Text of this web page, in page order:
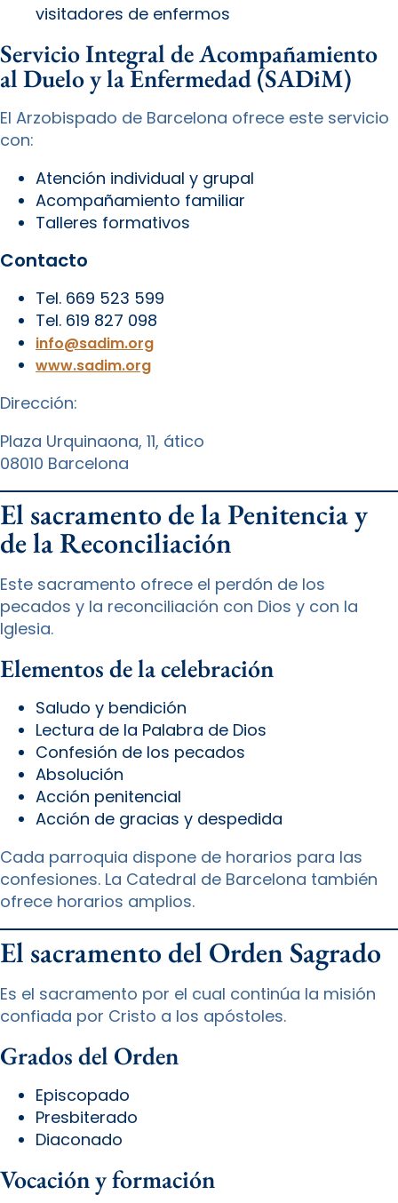
visitadores de enfermos
Servicio Integral de Acompañamiento
al Duelo y la Enfermedad (SADiM)
El Arzobispado de Barcelona ofrece este servicio
con:
Atención individual y grupal
Acompañamiento familiar
Talleres formativos
Contacto
Tel. 669 523 599
Tel. 619 827 098
info@sadim.org
www.sadim.org
Dirección:
Plaza Urquinaona, 11, ático
08010 Barcelona
El sacramento de la Penitencia y
de la Reconciliación
Este sacramento ofrece el perdón de los
pecados y la reconciliación con Dios y con la
Iglesia.
Elementos de la celebración
Saludo y bendición
Lectura de la Palabra de Dios
Confesión de los pecados
Absolución
Acción penitencial
Acción de gracias y despedida
Cada parroquia dispone de horarios para las
confesiones. La Catedral de Barcelona también
ofrece horarios amplios.
El sacramento del Orden Sagrado
Es el sacramento por el cual continúa la misión
confiada por Cristo a los apóstoles.
Grados del Orden
Episcopado
Presbiterado
Diaconado
Vocación y formación